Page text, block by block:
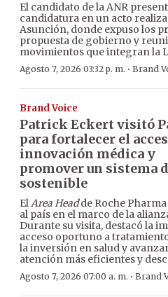
El candidato de la ANR
candidatura en un acto
Asunción, donde expuso los
propuesta de gobierno y
movimientos que integran la
Agosto 7, 2026 03:32 p. m. · Brand
Brand Voice
Patrick Eckert visitó
para fortalecer el
innovación médica y
promover un sistema
sostenible
ElArea Headde Roche
al país en el marco de la
Durante su visita, destacó la
acceso oportuno a
la inversión en salud y
atención más eficientes y
Agosto 7, 2026 07:00 a. m. · Brand